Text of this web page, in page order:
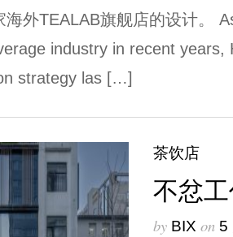
海外TEALAB旗舰店的设计。
industry in recent
strategy las […]
茶饮店
不忿
by BIX on 5